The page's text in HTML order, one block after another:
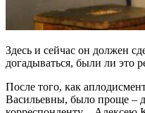
Здесь и сейчас он должен
догадываться, были ли это
После того, как
Васильевны, было проще –